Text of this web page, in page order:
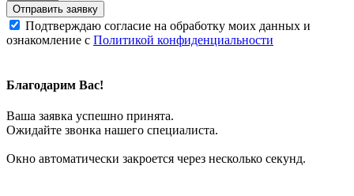
Отправить заявку
Подтверждаю согласие на обработку моих данных и
ознакомление с Политикой конфиденциальности
Благодарим Вас!
Ваша заявка успешно принята.
Ожидайте звонка нашего специалиста.
Окно автоматически закроется через несколько секунд.